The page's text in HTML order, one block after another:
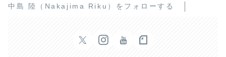
中島 陸（Nakajima Riku）をフォローする